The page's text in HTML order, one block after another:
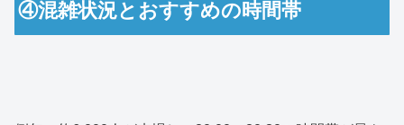
④混雑状況とおすすめの時間帯